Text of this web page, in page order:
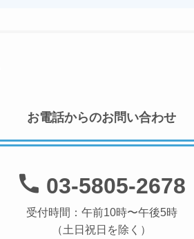
お電話からのお問い合わせ
03-5805-2678
受付時間：午前10時〜午後5時
（土日祝日を除く）